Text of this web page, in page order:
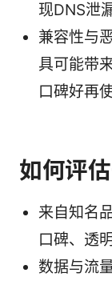
现DNS泄
兼容性与
具可能带
口碑好再使
如何评
来自知名
口碑、透
数据与流